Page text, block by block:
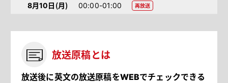
8月10日（月） 00:00-01:00 再放送
放送原稿とは
放送後に英文の放送原稿をWEBでチェックできる